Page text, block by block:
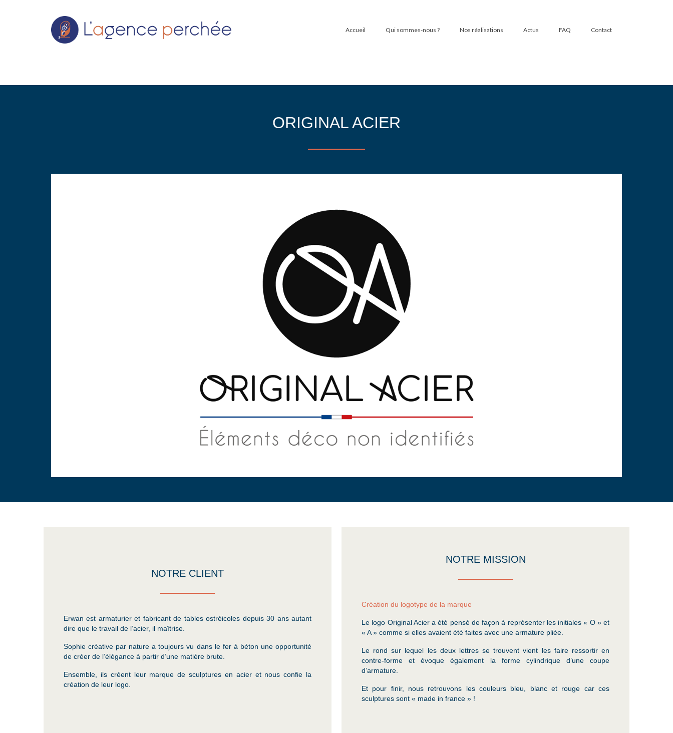
Accueil Qui sommes-nous ? Nos réalisations Actus FAQ Contact
ORIGINAL ACIER
NOTRE CLIENT
Erwan est armaturier et fabricant de tables ostréicoles depuis 30 ans autant
dire que le travail de l’acier, il maîtrise.
Sophie créative par nature a toujours vu dans le fer à béton une opportunité
de créer de l’élégance à partir d’une matière brute.
Ensemble, ils créent leur marque de sculptures en acier et nous confie la
création de leur logo.
NOTRE MISSION
Création du logotype de la marque
Le logo Original Acier a été pensé de façon à représenter les initiales « O » et
« A » comme si elles avaient été faites avec une armature pliée.
Le rond sur lequel les deux lettres se trouvent vient les faire ressortir en
contre-forme et évoque également la forme cylindrique d’une coupe
d’armature.
Et pour finir, nous retrouvons les couleurs bleu, blanc et rouge car ces
sculptures sont « made in france » !